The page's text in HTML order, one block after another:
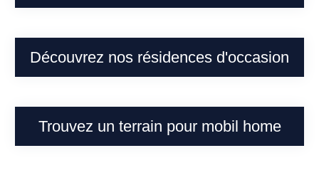
Découvrez nos résidences d'occasion
Trouvez un terrain pour mobil home